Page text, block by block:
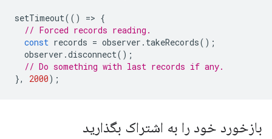
setTimeout(() => {
// Forced records reading.
const records = observer . takeRecords();
observer .disconnect();
// Do something with last records if any.
},
2000);
بازخورد خود را به اشتراک بگذارید